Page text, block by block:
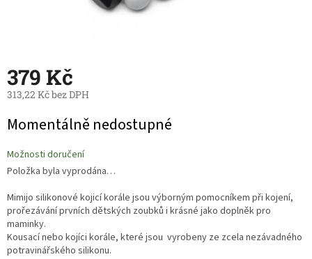
379 Kč
313,22 Kč bez DPH
cena:
Momentálně nedostupné
Možnosti doručení
Položka byla vyprodána…
Mimijo silikonové kojicí korále jsou výborným pomocníkem při kojení,
prořezávání prvních dětských zoubků i krásné jako doplněk pro
maminky.
Kousací nebo kojíci korále, které jsou vyrobeny ze zcela nezávadného
potravinářského silikonu.